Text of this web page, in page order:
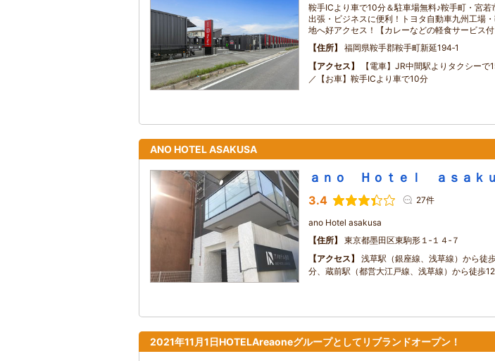
鞍手ICより車で10分＆駐車場無料♪鞍手町・宮若
出張・ビジネスに便利！トヨタ自動車九州工場
地へ好アクセス！【カレーなどの軽食サービス付
住所
福岡県鞍手郡鞍手町新延194‐1
アクセス
【電車】JR中間駅よりタクシーで
／【お車】鞍手ICより車で10分
ANO HOTEL ASAKUSA
ａｎｏ Ｈｏｔｅｌ ａｓａｋ
3.4 27件
ano Hotel asakusa
住所
東京都墨田区東駒形１‐１４‐７
アクセス
浅草駅（銀座線、浅草線）から徒
分、蔵前駅（都営大江戸線、浅草線）から徒歩
2021年11月1日HOTELAreaoneグループとしてリブランドオープン！